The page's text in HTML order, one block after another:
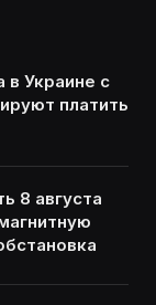
в Украине с
платить
8 августа